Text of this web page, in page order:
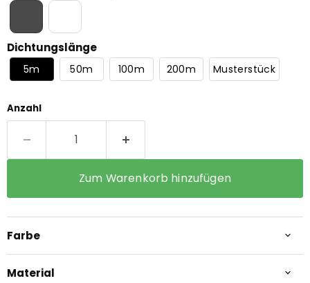
Dichtungslänge
5m 50m 100m 200m Musterstück
Anzahl
Zum Warenkorb hinzufügen
Farbe
Material